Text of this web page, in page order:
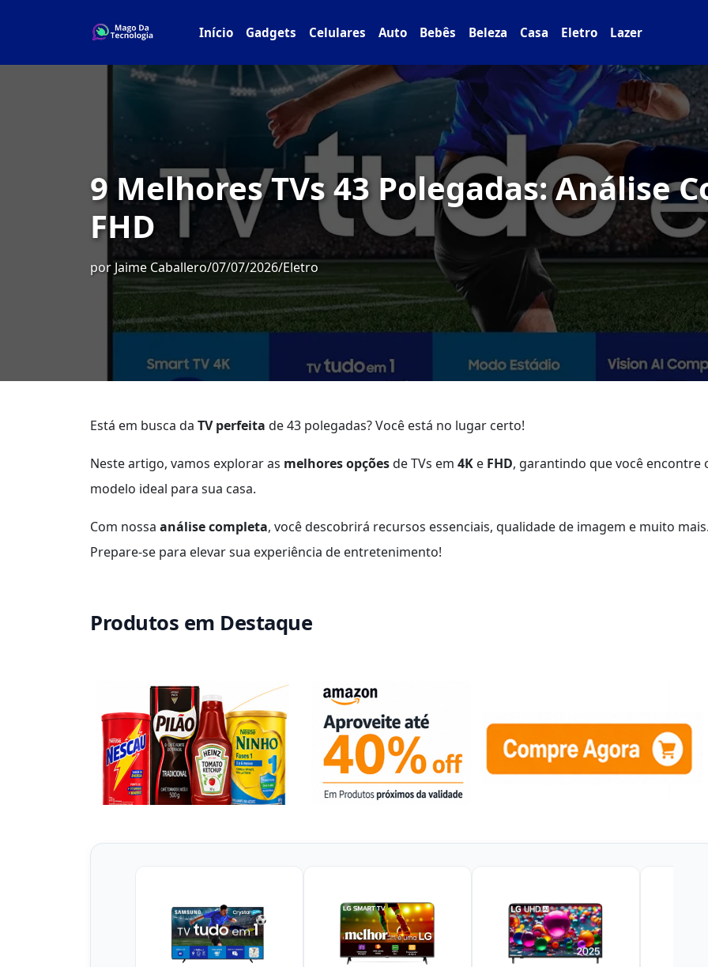
Início Gadgets Celulares Auto Bebês Beleza Casa Eletro Lazer
9 Melhores TVs 43 Polegadas: Análise
FHD
por Jaime Caballero/07/07/2026/Eletro
Está em busca da TV perfeita de 43 polegadas? Você está no lugar certo!
Neste artigo, vamos explorar as melhores opçõesde TVs em 4K e FHD, garantindo que você encontre
modelo ideal para sua casa.
Com nossa análise completa, você descobrirá recursos essenciais, qualidade de imagem e muito
Prepare-se para elevar sua experiência de entretenimento!
Produtos em Destaque